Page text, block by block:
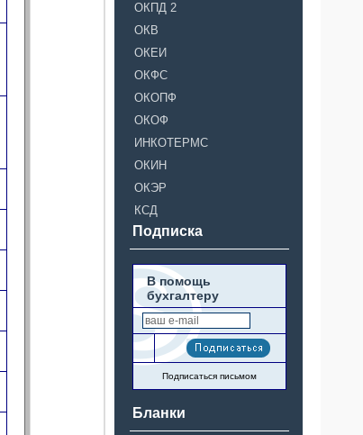
ОКПД 2
ОКВ
ОКЕИ
ОКФС
ОКОПФ
ОКОФ
ИНКОТЕРМС
ОКИН
ОКЭР
КСД
Подписка
В помощь
бухгалтеру
Подписаться письмом
Бланки